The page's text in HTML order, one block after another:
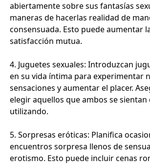
abiertamente sobre sus fantasías
maneras de hacerlas realidad de
consensuada. Esto puede aumentar
satisfacción mutua.
4. Juguetes sexuales: Introduzcan
en su vida íntima para experimentar
sensaciones y aumentar el placer.
elegir aquellos que ambos se sientan
utilizando.
5. Sorpresas eróticas: Planifica
encuentros sorpresa llenos de
erotismo. Esto puede incluir cenas